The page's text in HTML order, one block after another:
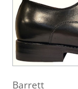
Barrett